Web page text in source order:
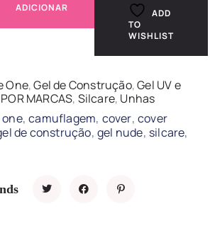
ADICIONAR
ADD
TO
WISHLIST
One,Gel de Construção,Gel UV e
POR MARCAS, Silcare, Unhas
one,camuflagem, cover,cover
de construção,gel nude, silcare,